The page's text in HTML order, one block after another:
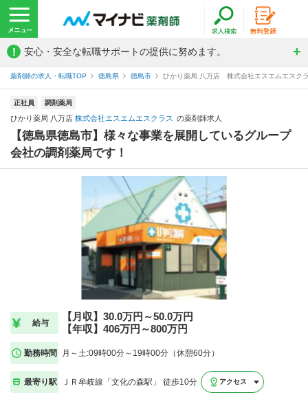
! 安心・安全な転職サポートの提供に努めます。
薬剤師の求人・転職TOP 徳島県 徳島市 ひかり薬局 八万店 株式会社エスエムエスク
正社員 調剤薬局
ひかり薬局 八万店 株式会社エスエムエスクラス の薬剤師求人
【徳島県徳島市】様々な事業を展開しているグループ
会社の調剤薬局です！
給与
【月収】30.0万円～50.0万円
【年収】406万円～800万円
勤務時間 月～土:09時00分～19時00分（休憩60分）
最寄り駅 ＪＲ牟岐線「文化の森駅」 徒歩10分 アクセス